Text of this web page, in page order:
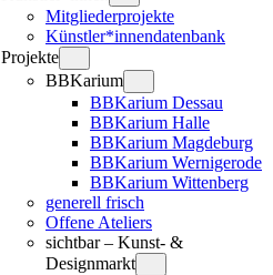
Mitgliederprojekte
Künstler*innendatenbank
Projekte
BBKarium
BBKarium Dessau
BBKarium Halle
BBKarium Magdeburg
BBKarium Wernigerode
BBKarium Wittenberg
generell frisch
Offene Ateliers
sichtbar – Kunst- &
Designmarkt